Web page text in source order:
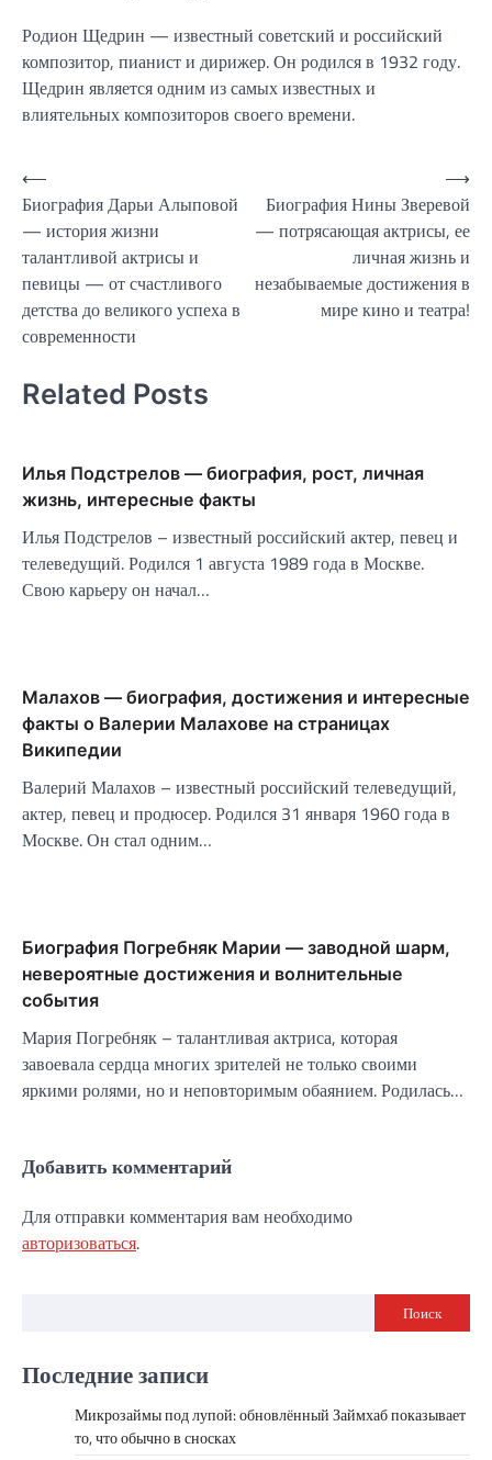
Родион Щедрин — известный советский и российский
композитор, пианист и дирижер. Он родился в 1932 году.
Щедрин является одним из самых известных и
влиятельных композиторов своего времени.
Навигация
по
записям
⟵
Биография Дарьи Алыповой
— история жизни
талантливой актрисы и
певицы — от счастливого
детства до великого успеха в
современности
Биография Нины Зверевой
— потрясающая актрисы, ее
личная жизнь и
незабываемые достижения в
мире кино и театра!
⟶
Related Posts
Илья Подстрелов — биография, рост, личная
жизнь, интересные факты
Илья Подстрелов – известный российский актер, певец и
телеведущий. Родился 1 августа 1989 года в Москве.
Свою карьеру он начал…
Малахов — биография, достижения и интересные
факты о Валерии Малахове на страницах
Википедии
Валерий Малахов – известный российский телеведущий,
актер, певец и продюсер. Родился 31 января 1960 года в
Москве. Он стал одним…
Биография Погребняк Марии — заводной шарм,
невероятные достижения и волнительные
события
Мария Погребняк – талантливая актриса, которая
завоевала сердца многих зрителей не только своими
яркими ролями, но и неповторимым обаянием. Родилась…
Добавить комментарий
Для отправки комментария вам необходимо
авторизоваться.
Поиск
Последние записи
Микрозаймы под лупой: обновлённый Займхаб показывает
то, что обычно в сносках